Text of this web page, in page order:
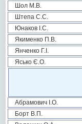
Шол М.В.
Штепа С.С.
Юнаков І.С.
Якименко П.В.
Янченко Г.І.
Ясько Є.О.
Абрамович І.О.
Борт В.П.